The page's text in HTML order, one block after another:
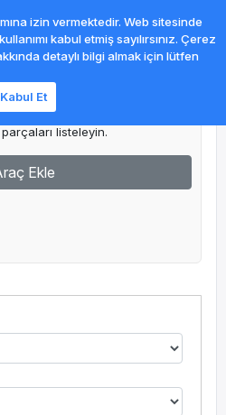
listeleyin.
Ekle
izin vermektedir. Web sitesinde
kabul etmiş sayılırsınız. Çerez
detaylı bilgi almak için lütfen
Kabul Et